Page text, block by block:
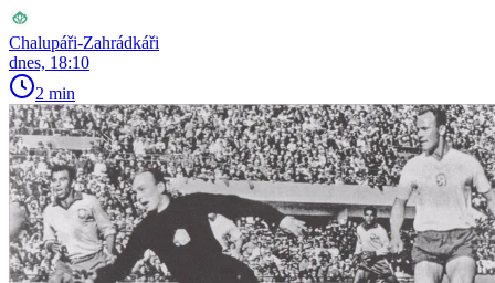
Chalupáři-Zahrádkáři
dnes, 18:10
2 min